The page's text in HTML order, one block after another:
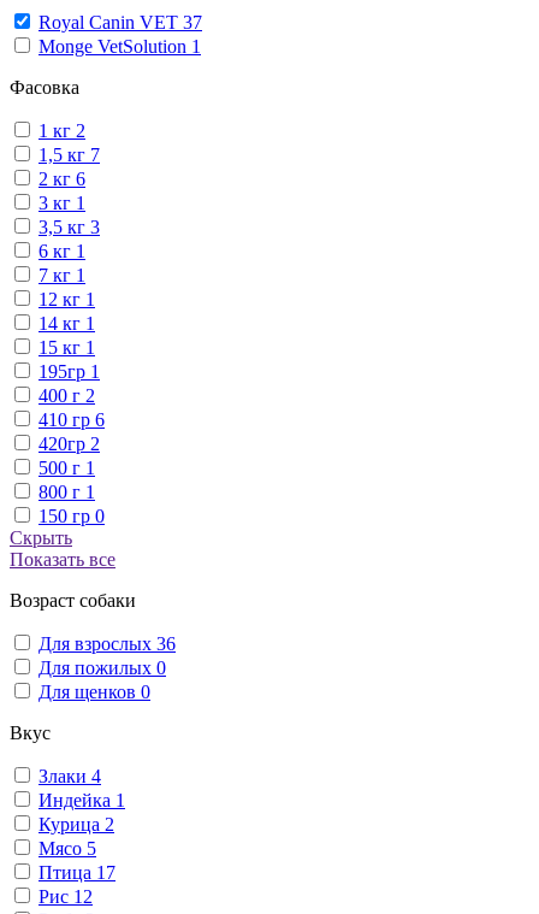
Royal Canin VET 37
Monge VetSolution 1
Фасовка
1 кг 2
1,5 кг 7
2 кг 6
3 кг 1
3,5 кг 3
6 кг 1
7 кг 1
12 кг 1
14 кг 1
15 кг 1
195гр 1
400 г 2
410 гр 6
420гр 2
500 г 1
800 г 1
150 гр 0
Скрыть
Показать все
Возраст собаки
Для взрослых 36
Для пожилых 0
Для щенков 0
Вкус
Злаки 4
Индейка 1
Курица 2
Мясо 5
Птица 17
Рис 12